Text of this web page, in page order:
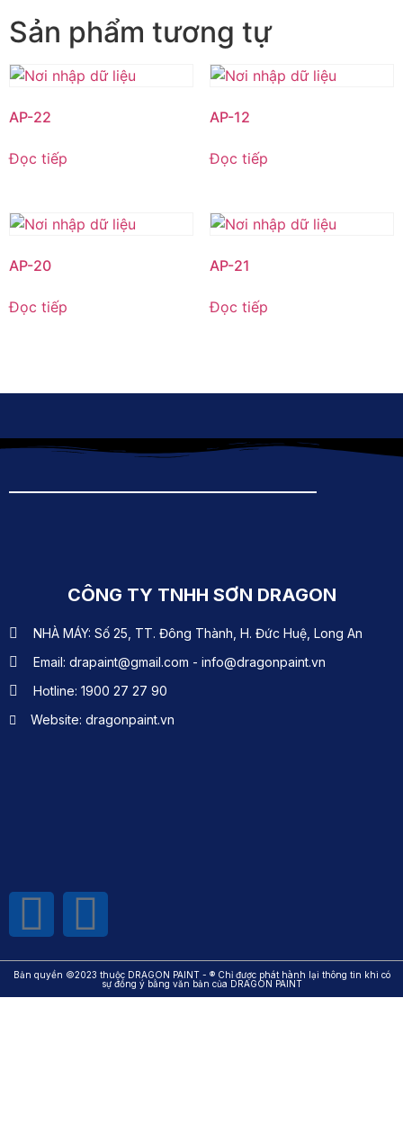
Sản phẩm tương tự
AP-22
Đọc tiếp
AP-12
Đọc tiếp
AP-20
Đọc tiếp
AP-21
Đọc tiếp
CÔNG TY TNHH SƠN DRAGON
NHÀ MÁY: Số 25, TT. Đông Thành, H. Đức Huệ, Long An
Email: drapaint@gmail.com - info@dragonpaint.vn
Hotline: 1900 27 27 90
Website: dragonpaint.vn
Bản quyền ©2023 thuộc DRAGON PAINT - ® Chỉ được phát hành lại thông tin khi có
sự đồng ý bằng văn bản của DRAGON PAINT